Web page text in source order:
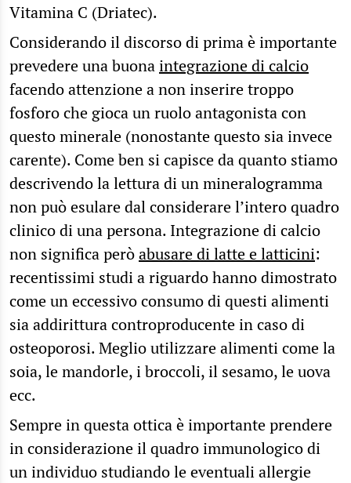
Vitamina C (Driatec).
Considerando il discorso di prima è importante
prevedere una buonaintegrazione di calcio
facendo attenzione a non inserire troppo
fosforo che gioca un ruolo antagonista con
questo minerale (nonostante questo sia invece
carente). Come ben si capisce da quanto stiamo
descrivendo la lettura di un mineralogramma
non può esulare dal considerare l’intero quadro
clinico di una persona. Integrazione di calcio
non significa peròabusare di latte e latticini:
recentissimi studi a riguardo hanno dimostrato
come un eccessivo consumo di questi alimenti
sia addirittura controproducente in caso di
osteoporosi. Meglio utilizzare alimenti come la
soia, le mandorle, i broccoli, il sesamo, le uova
ecc.
Sempre in questa ottica è importante prendere
in considerazione il quadro immunologico di
un individuo studiando le eventuali allergie